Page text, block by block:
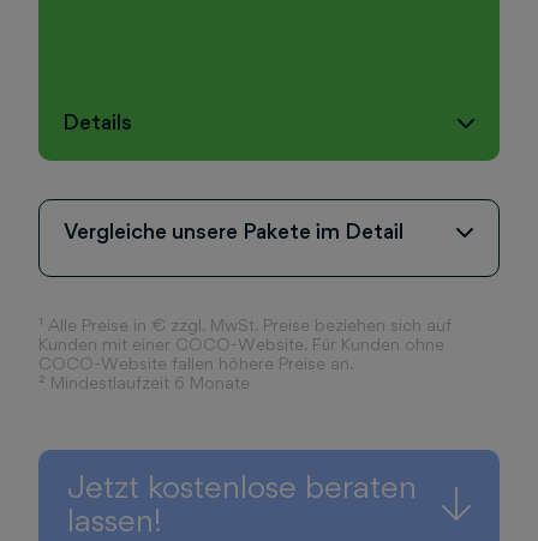
Details
Vergleiche unsere Pakete im Detail
¹ Alle Preise in € zzgl. MwSt. Preise beziehen sich auf
Kunden mit einer COCO-Website. Für Kunden ohne
COCO-Website fallen höhere Preise an.
² Mindestlaufzeit 6 Monate
Jetzt kostenlose beraten
lassen!